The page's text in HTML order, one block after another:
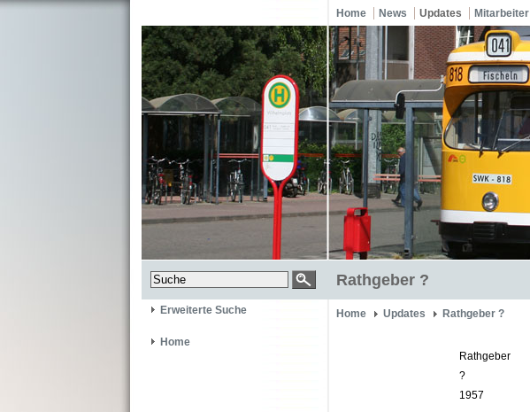
Home News Updates Mitarbeiter
Rathgeber ?
Erweiterte Suche
Home
Home Updates Rathgeber ?
Rathgeber
?
1957